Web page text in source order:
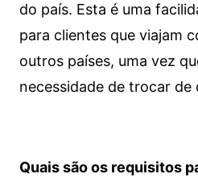
do país. Esta é uma
para clientes que viajam
outros países, uma vez
necessidade de trocar de
Quais são os requisitos